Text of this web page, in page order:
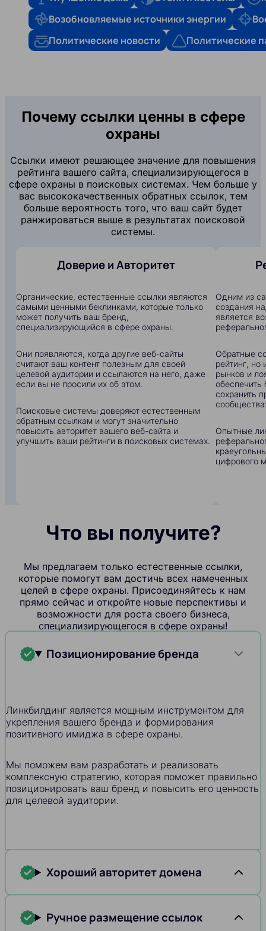
Возобновляемые источники энергии
Политические новости
Политические
Почему ссылки ценны в сфере
охраны
Ссылки имеют решающее значение для повышения
рейтинга вашего сайта, специализирующегося в
сфере охраны в поисковых системах. Чем больше у
вас высококачественных обратных ссылок, тем
больше вероятность того, что ваш сайт будет
ранжироваться выше в результатах поисковой
системы.
Доверие и Авторитет
Органические, естественные ссылки являются
самыми ценными беклинками, которые только
может получить ваш бренд,
специализирующийся в сфере охраны.
Они появляются, когда другие веб-сайты
считают ваш контент полезным для своей
целевой аудитории и ссылаются на него, даже
если вы не просили их об этом.
Поисковые системы доверяют естественным
обратным ссылкам и могут значительно
повысить авторитет вашего веб-сайта и
улучшить ваши рейтинги в поисковых системах.
Одним из
создания
является
Обратные
рейтинг,
рынков и
сохранить
Опытные
цифрового
Что вы получите?
Мы предлагаем только естественные ссылки,
которые помогут вам достичь всех намеченных
целей в сфере охраны. Присоединяйтесь к нам
прямо сейчас и откройте новые перспективы и
возможности для роста своего бизнеса,
специализирующегося в сфере охраны!
Позиционирование бренда
Линкбилдинг является мощным инструментом для
укрепления вашего бренда и формирования
позитивного имиджа в сфере охраны.
Мы поможем вам разработать и реализовать
комплексную стратегию, которая поможет правильно
позиционировать ваш бренд и повысить его ценность
для целевой аудитории.
Хороший авторитет домена
Ручное размещение ссылок